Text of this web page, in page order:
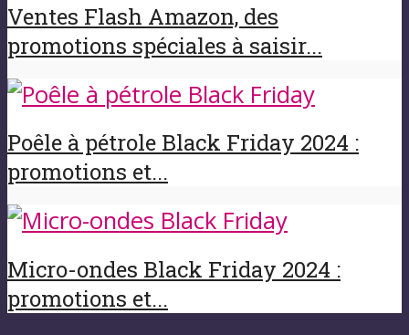
Ventes Flash Amazon, des
promotions spéciales à saisir...
Poêle à pétrole Black Friday 2024 :
promotions et...
Micro-ondes Black Friday 2024 :
promotions et...